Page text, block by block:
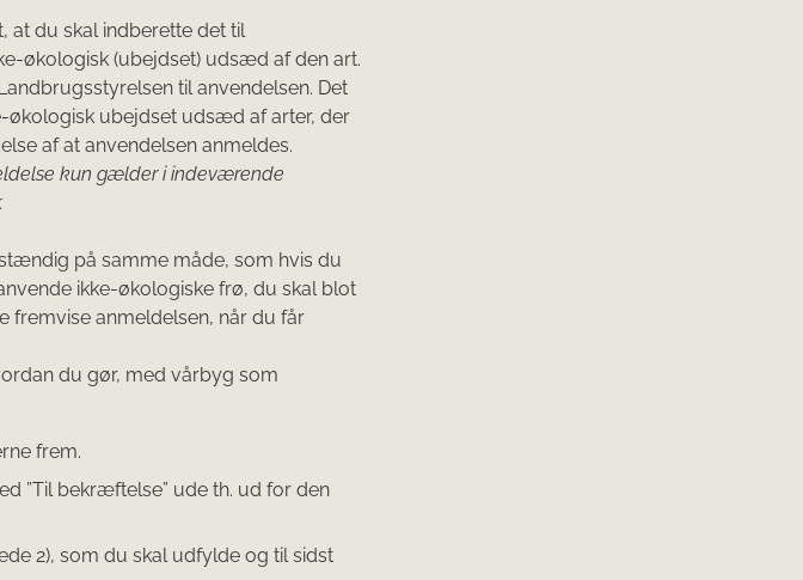
at du skal indberette det til
økologisk (ubejdset) udsæd af den art.
til anvendelsen. Det
økologisk ubejdset udsæd af arter, der
af at anvendelsen anmeldes.
kun gælder i indeværende
på samme måde, som hvis du
ikke-økologiske frø, du skal blot
fremvise anmeldelsen, når du får
du gør, med vårbyg som
frem.
”Til bekræftelse” ude th. ud for den
2), som du skal udfylde og til sidst